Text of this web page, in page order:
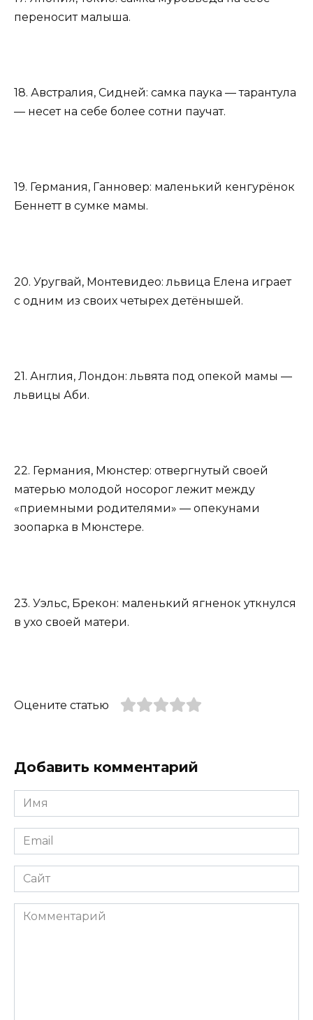
переносит малыша.
18. Австралия, Сидней: самка паука — тарантула
— несет на себе более сотни паучат.
19. Германия, Ганновер: маленький кенгурёнок
Беннетт в сумке мамы.
20. Уругвай, Монтевидео: львица Елена играет
с одним из своих четырех детёнышей.
21. Англия, Лондон: львята под опекой мамы —
львицы Аби.
22. Германия, Мюнстер: отвергнутый своей
матерью молодой носорог лежит между
«приемными родителями» — опекунами
зоопарка в Мюнстере.
23. Уэльс, Брекон: маленький ягненок уткнулся
в ухо своей матери.
Оцените статью
Добавить комментарий
Имя
*
Email
*
Сайт
Комментарий